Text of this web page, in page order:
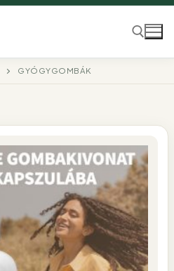
GYÓGYGOMBÁK